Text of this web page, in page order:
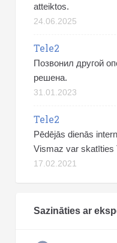
atteiktos.
24.06.2025
Tele2
Позвонил другой
решена.
31.01.2023
Tele2
Pēdējās dienās
Vismaz var skatīties
17.02.2021
Sazināties ar